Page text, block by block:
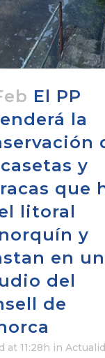
El PP
la
y
que
litoral
y
en un
del
de
at 11:28h in